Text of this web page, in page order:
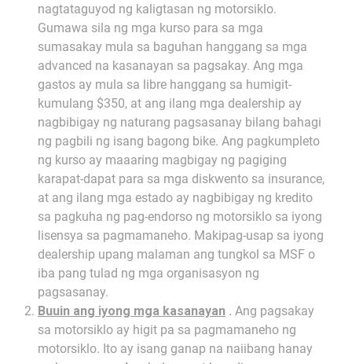
nagtataguyod ng kaligtasan ng motorsiklo.
Gumawa sila ng mga kurso para sa mga
sumasakay mula sa baguhan hanggang sa mga
advanced na kasanayan sa pagsakay. Ang mga
gastos ay mula sa libre hanggang sa humigit-
kumulang $350, at ang ilang mga dealership ay
nagbibigay ng naturang pagsasanay bilang bahagi
ng pagbili ng isang bagong bike. Ang pagkumpleto
ng kurso ay maaaring magbigay ng pagiging
karapat-dapat para sa mga diskwento sa insurance,
at ang ilang mga estado ay nagbibigay ng kredito
sa pagkuha ng pag-endorso ng motorsiklo sa iyong
lisensya sa pagmamaneho. Makipag-usap sa iyong
dealership upang malaman ang tungkol sa MSF o
iba pang tulad ng mga organisasyon ng
pagsasanay.
Buuin ang iyong mga kasanayan . Ang pagsakay
sa motorsiklo ay higit pa sa pagmamaneho ng
motorsiklo. Ito ay isang ganap na naiibang hanay